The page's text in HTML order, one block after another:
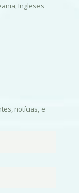
Ingleses
notícias, e